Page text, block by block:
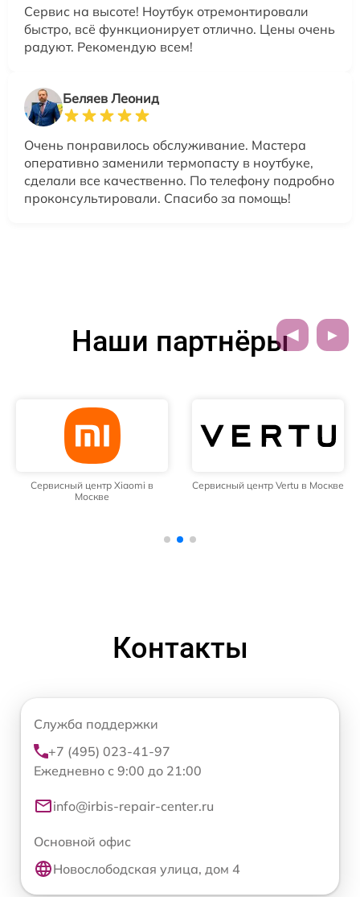
Сервис на высоте! Ноутбук отремонтировали
быстро, всё функционирует отлично. Цены очень
радуют. Рекомендую всем!
Беляев Леонид
Очень понравилось обслуживание. Мастера
оперативно заменили термопасту в ноутбуке,
сделали все качественно. По телефону подробно
проконсультировали. Спасибо за помощь!
Наши партнёры
Сервисный центр Xiaomi в
Москве
Сервисный центр Vertu в Москве
Контакты
Служба поддержки
+7 (495) 023-41-97
Ежедневно с 9:00 до 21:00
info@irbis-repair-center.ru
Основной офис
Новослободская улица, дом 4